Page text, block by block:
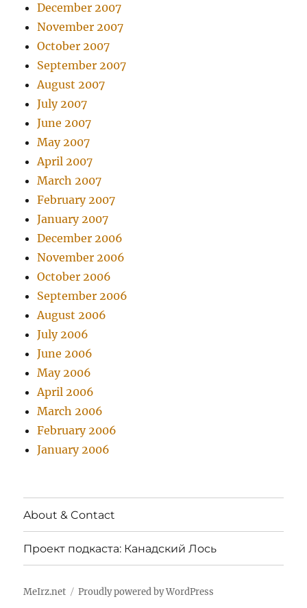
December 2007
November 2007
October 2007
September 2007
August 2007
July 2007
June 2007
May 2007
April 2007
March 2007
February 2007
January 2007
December 2006
November 2006
October 2006
September 2006
August 2006
July 2006
June 2006
May 2006
April 2006
March 2006
February 2006
January 2006
About & Contact
Проект подкаста: Канадский Лось
MeIrz.net Proudly powered by WordPress